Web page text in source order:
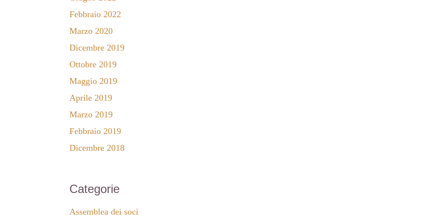
Febbraio 2022
Marzo 2020
Dicembre 2019
Ottobre 2019
Maggio 2019
Aprile 2019
Marzo 2019
Febbraio 2019
Dicembre 2018
Categorie
Assemblea dei soci